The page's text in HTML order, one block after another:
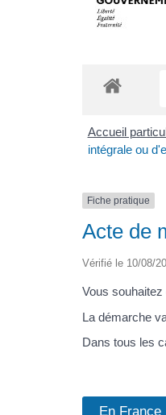
Accueil
intégrale ou
Fiche pratique
Acte de
Vérifié le 10/08/
Vous
La démarche
Dans tous les
En France